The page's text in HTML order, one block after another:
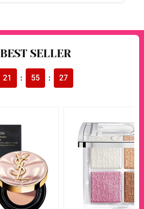
BEST SELLER
21 : 55 : 27